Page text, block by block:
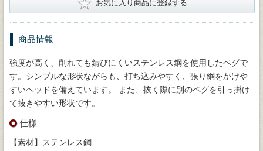
お気に入り商品に登録する
商品情報
強度が高く、削れても錆びにくいステンレス鋼を使用したペグで
す。シンプルな形状ながらも、打ち込みやすく、張り綱をかけや
すいヘッドを備えています。 また、抜く際に別のペグを引っ掛け
て抜きやすい形状です。
仕様
【素材】ステンレス鋼